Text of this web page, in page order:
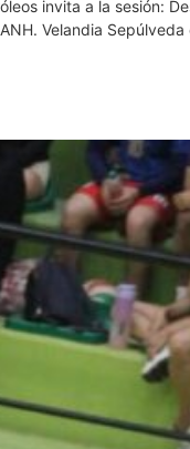
invita a la sesión:
Velandia